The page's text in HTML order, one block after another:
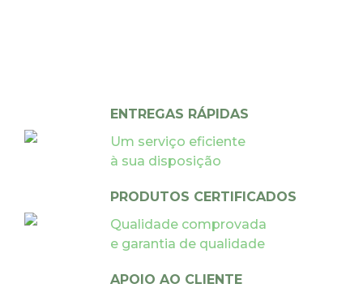
ENTREGAS RÁPIDAS
Um serviço eficiente
à sua disposição
PRODUTOS CERTIFICADOS
Qualidade comprovada
e garantia de qualidade
APOIO AO CLIENTE